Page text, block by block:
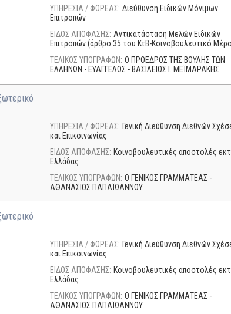
ΥΠΗΡΕΣΙΑ / ΦΟΡΕΑΣ: Διεύθυνση Ειδικών Μόνιμων
Επιτροπών
ΕΙΔΟΣ ΑΠΟΦΑΣΗΣ: Αντικατάσταση Μελών Ειδικών
Επιτροπών (άρθρο 35 του ΚτΒ-Κοινοβουλευτικό
ΤΕΛΙΚΟΣ ΥΠΟΓΡΑΦΩΝ: Ο ΠΡΟΕΔΡΟΣ ΤΗΣ ΒΟΥΛΗΣ ΤΩΝ
ΕΛΛΗΝΩΝ - ΕΥΑΓΓΕΛΟΣ - ΒΑΣΙΛΕΙΟΣ I. ΜΕΪΜΑΡΑΚΗΣ
ΥΠΗΡΕΣΙΑ / ΦΟΡΕΑΣ: Γενική Διεύθυνση Διεθνών
και Επικοινωνίας
ΕΙΔΟΣ ΑΠΟΦΑΣΗΣ: Κοινοβουλευτικές αποστολές
Ελλάδας
ΤΕΛΙΚΟΣ ΥΠΟΓΡΑΦΩΝ: Ο ΓΕΝΙΚΟΣ ΓΡΑΜΜΑΤΕΑΣ -
ΑΘΑΝΑΣΙΟΣ ΠΑΠΑΪΩΑΝΝΟΥ
ΥΠΗΡΕΣΙΑ / ΦΟΡΕΑΣ: Γενική Διεύθυνση Διεθνών
και Επικοινωνίας
ΕΙΔΟΣ ΑΠΟΦΑΣΗΣ: Κοινοβουλευτικές αποστολές
Ελλάδας
ΤΕΛΙΚΟΣ ΥΠΟΓΡΑΦΩΝ: Ο ΓΕΝΙΚΟΣ ΓΡΑΜΜΑΤΕΑΣ -
ΑΘΑΝΑΣΙΟΣ ΠΑΠΑΪΩΑΝΝΟΥ